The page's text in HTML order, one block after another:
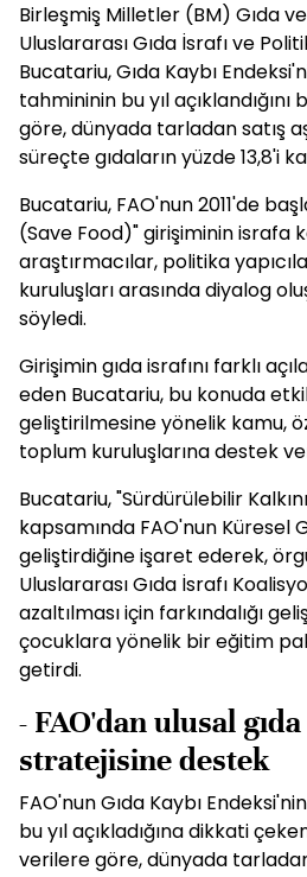
Birleşmiş Milletler (BM) Gıda
Uluslararası Gıda İsrafı ve
Bucatariu, Gıda Kaybı
tahmininin bu yıl
göre, dünyada tarladan satış
süreçte gıdaların yüzde 13,8'i
Bucatariu, FAO'nun 2011'de
(Save Food)" girişiminin israfa
araştırmacılar, politika
kuruluşları arasında diyalog
söyledi.
Girişimin gıda israfını farklı
eden Bucatariu, bu konuda
geliştirilmesine yönelik kamu,
toplum kuruluşlarına destek
Bucatariu, "Sürdürülebilir
kapsamında FAO'nun Küresel
geliştirdiğine işaret ederek,
Uluslararası Gıda İsrafı
azaltılması için farkındalığı
çocuklara yönelik bir eğitim
getirdi.
- FAO'dan ulusal
stratejisine destek
FAO'nun Gıda Kaybı
bu yıl açıkladığına dikkati
verilere göre, dünyada